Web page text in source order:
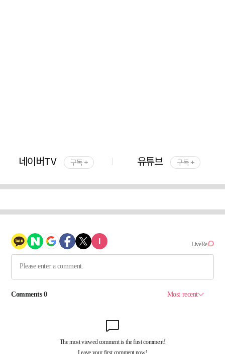
네이버TV 구독 + 유튜브 구독 +